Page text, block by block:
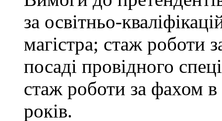
за освітньо-
магістра; стаж роботи
посаді провідного
стаж роботи за фахом
років.